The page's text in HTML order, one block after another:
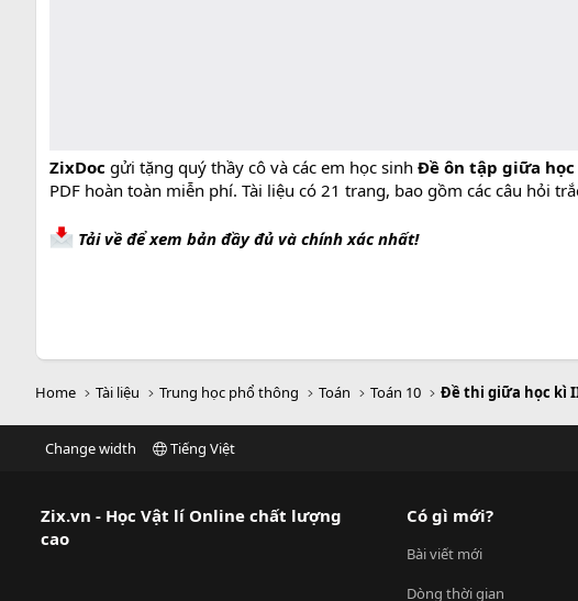
ZixDoc gửi tặng quý thầy cô và các em học sinh Đề ôn tập giữa học
PDF hoàn toàn miễn phí. Tài liệu có 21 trang, bao gồm các câu hỏi
Tải về để xem bản đầy đủ và chính xác nhất!
Home Tài liệu Trung học phổ thông Toán Toán 10 Đề thi giữa học kì
Change width Tiếng Việt
Zix.vn - Học Vật lí Online chất lượng
cao
Có gì mới?
Bài viết mới
Dòng thời gian